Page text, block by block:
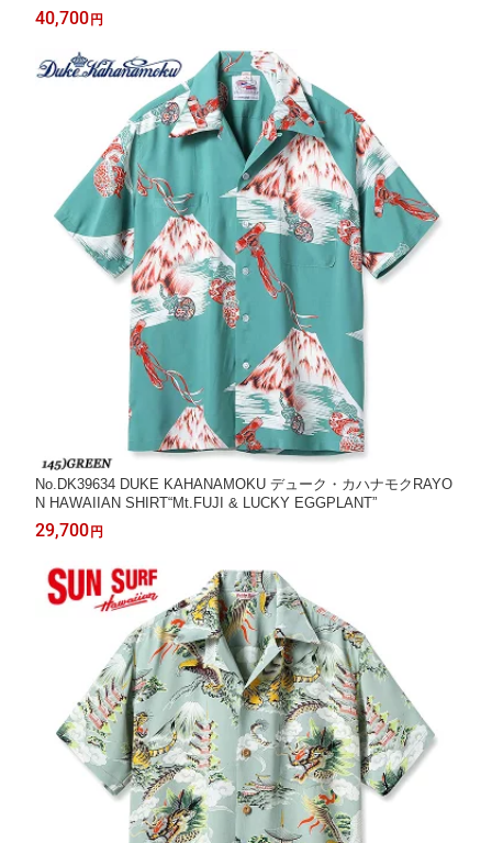
40,700円
No.DK39634 DUKE KAHANAMOKU デューク・カハナモクRAYO
N HAWAIIAN SHIRT“Mt.FUJI & LUCKY EGGPLANT”
29,700円